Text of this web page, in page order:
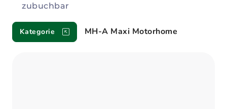
zubuchbar
Kategorie MH-A Maxi Motorhome